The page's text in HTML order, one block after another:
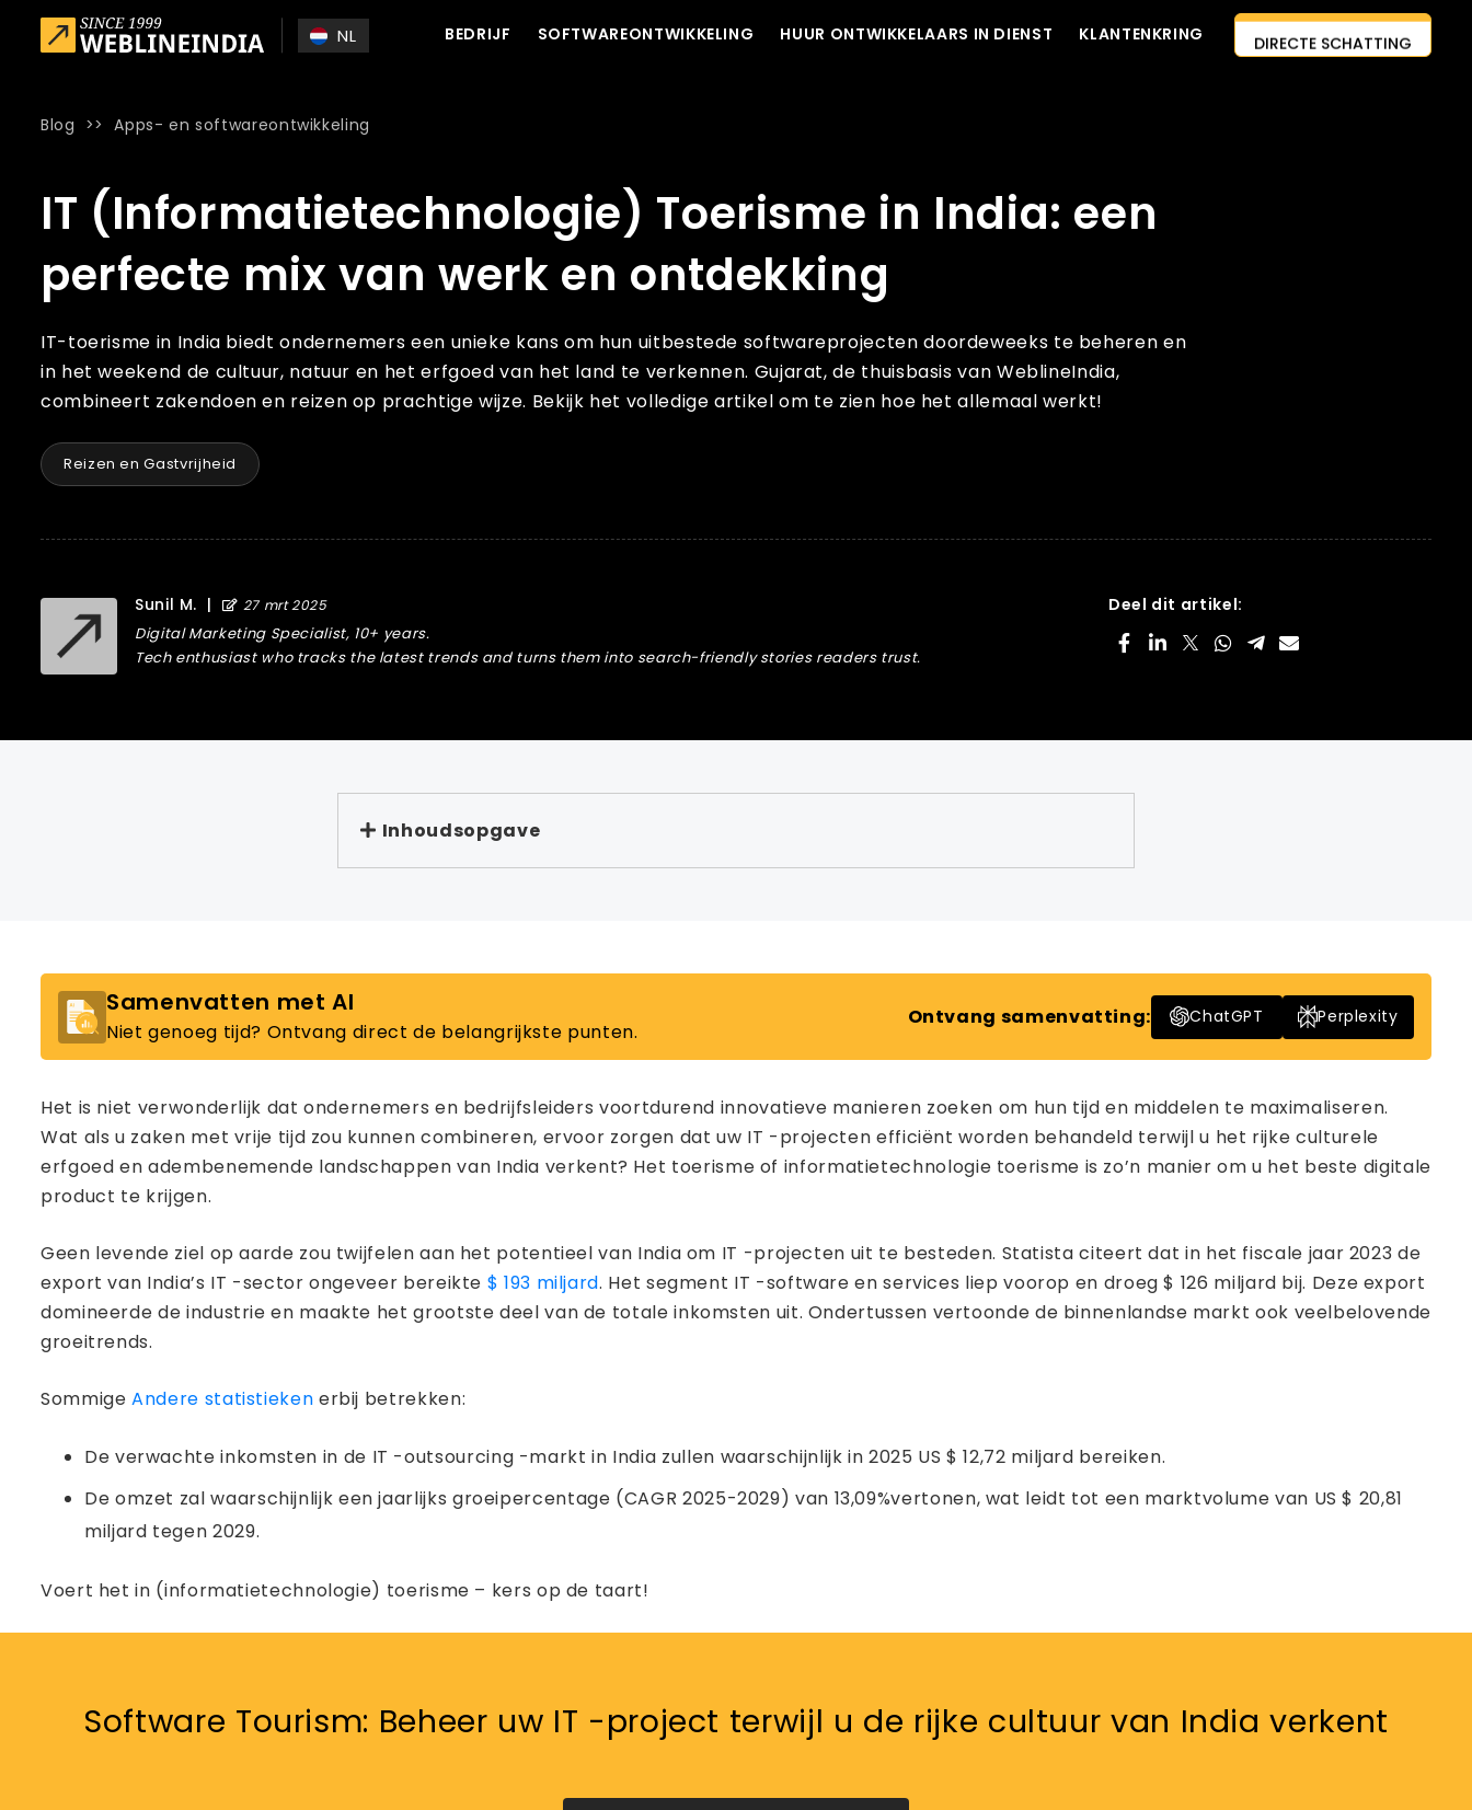
Skip to main content
NL BEDRIJF SOFTWAREONTWIKKELING HUUR ONTWIKKELAARS IN DIENST KLANTENKRING
DIRECTE SCHATTING
Blog >>Apps- en softwareontwikkeling
IT (Informatietechnologie) Toerisme in India: een
perfecte mix van werk en ontdekking
IT-toerisme in India biedt ondernemers een unieke kans om hun uitbestede softwareprojecten doordeweeks te beheren en
in het weekend de cultuur, natuur en het erfgoed van het land te verkennen. Gujarat, de thuisbasis van WeblineIndia,
combineert zakendoen en reizen op prachtige wijze. Bekijk het volledige artikel om te zien hoe het allemaal werkt!
Reizen en Gastvrijheid
Sunil M. | 27 mrt 2025
Digital Marketing Specialist, 10+ years.
Tech enthusiast who tracks the latest trends and turns them into search-friendly stories readers trust.
Deel dit artikel:
Inhoudsopgave
Samenvatten met AI
Niet genoeg tijd? Ontvang direct de belangrijkste punten.
Ontvang samenvatting: ChatGPT Perplexity
Het is niet verwonderlijk dat ondernemers en bedrijfsleiders voortdurend innovatieve manieren zoeken om hun tijd en middelen te maximaliseren.
Wat als u zaken met vrije tijd zou kunnen combineren, ervoor zorgen dat uw IT -projecten efficiënt worden behandeld terwijl u het rijke culturele
erfgoed en adembenemende landschappen van India verkent? Het toerisme of informatietechnologie toerisme is zo’n manier om u het beste digitale
product te krijgen.
Geen levende ziel op aarde zou twijfelen aan het potentieel van India om IT -projecten uit te besteden. Statista citeert dat in het fiscale jaar 2023 de
export van India’s IT -sector ongeveer bereikte $ 193 miljard. Het segment IT -software en services liep voorop en droeg $ 126 miljard bij. Deze export
domineerde de industrie en maakte het grootste deel van de totale inkomsten uit. Ondertussen vertoonde de binnenlandse markt ook veelbelovende
groeitrends.
SommigeAndere statistieken erbij betrekken:
De verwachte inkomsten in de IT -outsourcing -markt in India zullen waarschijnlijk in 2025 US $ 12,72 miljard bereiken.
De omzet zal waarschijnlijk een jaarlijks groeipercentage (CAGR 2025-2029) van 13,09%vertonen, wat leidt tot een marktvolume van US $ 20,81
miljard tegen 2029.
Voert het in (informatietechnologie) toerisme – kers op de taart!
Software Tourism: Beheer uw IT -project terwijl u de rijke cultuur van India verkent